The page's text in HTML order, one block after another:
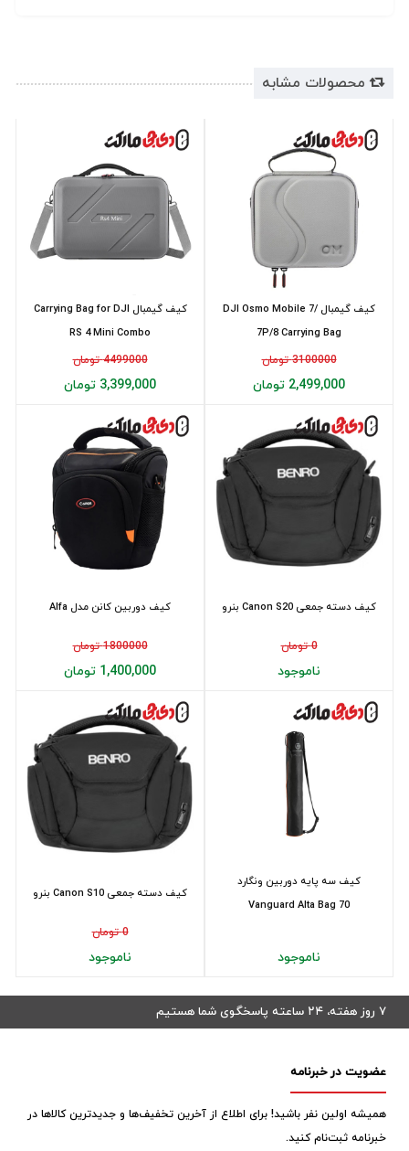
محصولات مشابه
کیف گیمبال Carrying Bag for DJI
RS 4 Mini Combo
4499000 تومان
3,399,000 تومان
کیف گیمبال DJI Osmo Mobile 7/
7P/8 Carrying Bag
3100000 تومان
2,499,000 تومان
کیف دوربین کانن مدل Alfa
1800000 تومان
1,400,000 تومان
کیف دسته جمعی Canon S20 بنرو
0 تومان
ناموجود
کیف دسته جمعی Canon S10 بنرو
0 تومان
ناموجود
کیف سه پایه دوربین ونگارد
Vanguard Alta Bag 70
ناموجود
۷ روز هفته، ۲۴ ساعته پاسخگوی شما هستیم
عضویت در خبرنامه
همیشه اولین نفر باشید! برای اطلاع از آخرین تخفیف‌ها و جدیدترین کالاها در
خبرنامه ثبت‌نام کنید.